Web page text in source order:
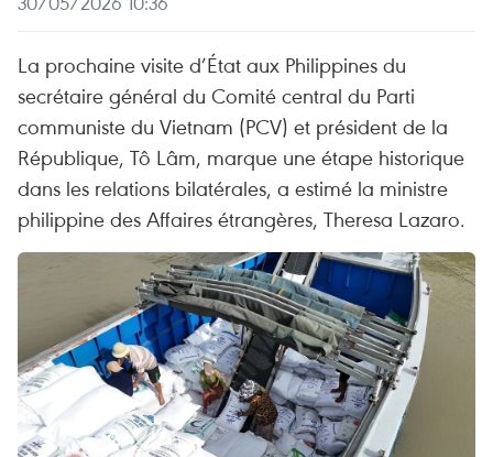
La prochaine visite d’État aux Philippines du
secrétaire général du Comité central du Parti
communiste du Vietnam (PCV) et président de la
République, Tô Lâm, marque une étape historique
dans les relations bilatérales, a estimé la ministre
philippine des Affaires étrangères, Theresa Lazaro.